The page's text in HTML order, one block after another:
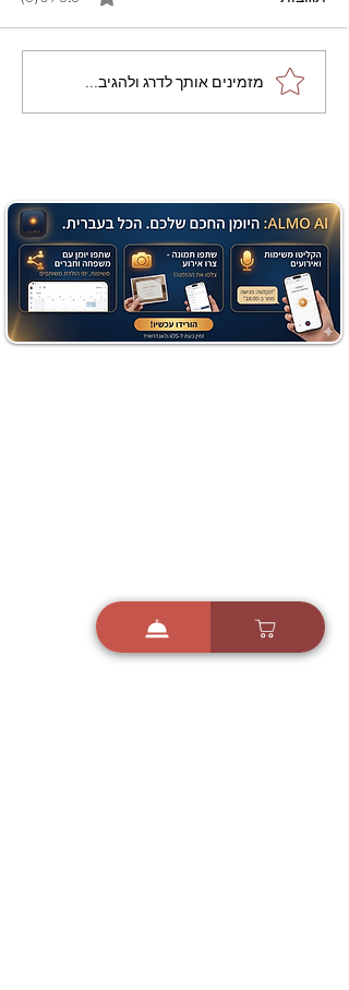
מתכון מנצח עוגת מייפל
שוקולד בחושה וקלה - זיוה
מזמינים אותך לדרג ולהגיב...